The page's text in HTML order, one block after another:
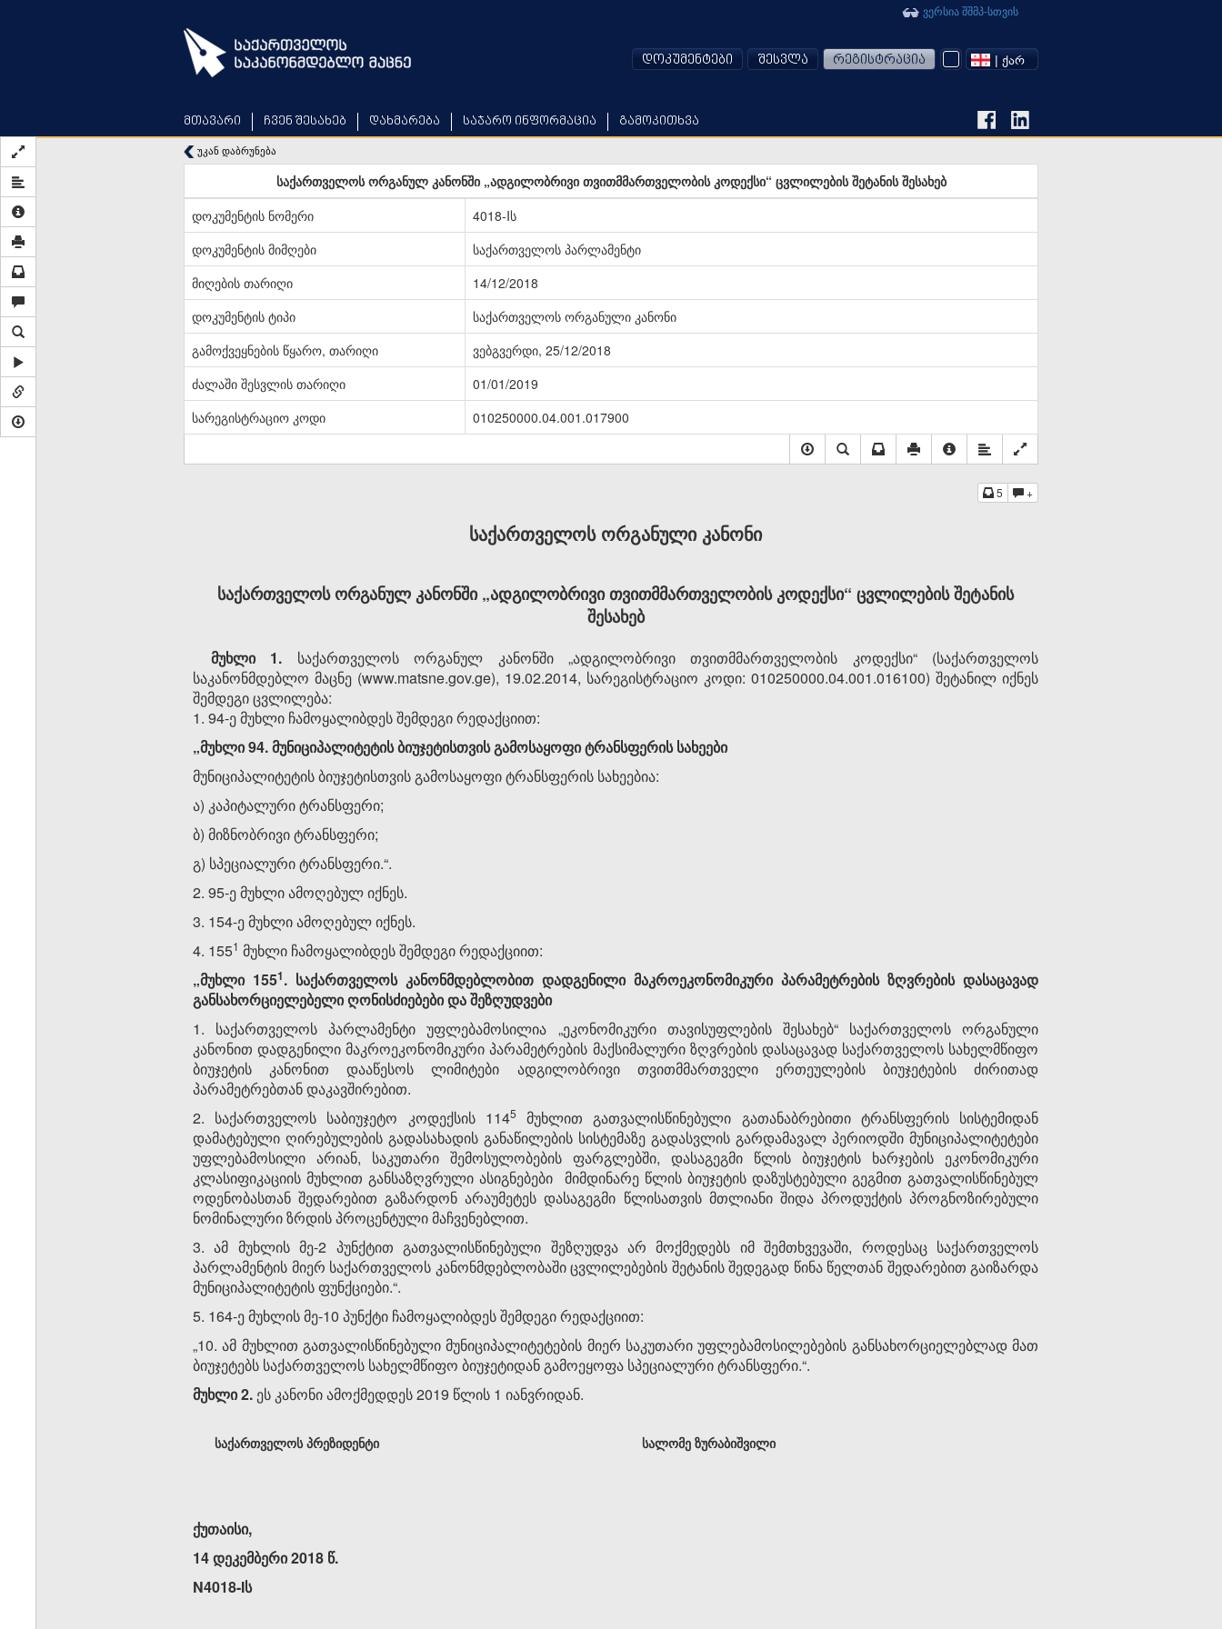
მთავარი ჩვენ შესახებ დახმარება საჯარო ინფორმაცია გამოკითხვა
ვერსია შშმპ-სთვის
დოკუმენტები შესვლა რეგისტრაცია | ᲥᲐᲠ
უკან დაბრუნება
საქართველოს ორგანულ კანონში „ადგილობრივი თვითმმართველობის კოდექსი“ ცვლილების შეტანის შესახებ
დოკუმენტის ნომერი
4018-Iს
დოკუმენტის მიმღები
საქართველოს პარლამენტი
მიღების თარიღი
14/12/2018
დოკუმენტის ტიპი
საქართველოს ორგანული კანონი
გამოქვეყნების წყარო, თარიღი
ვებგვერდი, 25/12/2018
ძალაში შესვლის თარიღი
01/01/2019
სარეგისტრაციო კოდი
010250000.04.001.017900
5 +
საქართველოს ორგანული კანონი
საქართველოს ორგანულ კანონში „ადგილობრივი თვითმმართველობის კოდექსი“ ცვლილების შეტანის
შესახებ
მუხლი 1. საქართველოს ორგანულ კანონში „ადგილობრივი თვითმმართველობის კოდექსი“ (საქართველოს
საკანონმდებლო მაცნე (www.matsne.gov.ge), 19.02.2014, სარეგისტრაციო კოდი: 010250000.04.001.016100) შეტანილ იქნეს
შემდეგი ცვლილება:
1. 94-ე მუხლი ჩამოყალიბდეს შემდეგი რედაქციით:
„მუხლი 94. მუნიციპალიტეტის ბიუჯეტისთვის გამოსაყოფი ტრანსფერის სახეები
მუნიციპალიტეტის ბიუჯეტისთვის გამოსაყოფი ტრანსფერის სახეებია:
ა) კაპიტალური ტრანსფერი;
ბ) მიზნობრივი ტრანსფერი;
გ) სპეციალური ტრანსფერი.“.
2. 95-ე მუხლი ამოღებულ იქნეს.
3. 154-ე მუხლი ამოღებულ იქნეს.
4. 155​1 მუხლი ჩამოყალიბდეს შემდეგი რედაქციით:
„მუხლი 155​1. საქართველოს კანონმდებლობით დადგენილი მაკროეკონომიკური პარამეტრების ზღვრების დასაცავად
განსახორციელებელი ღონისძიებები და შეზღუდვები
1. საქართველოს პარლამენტი უფლებამოსილია „ეკონომიკური თავისუფლების შესახებ“ საქართველოს ორგანული
კანონით დადგენილი მაკროეკონომიკური პარამეტრების მაქსიმალური ზღვრების დასაცავად საქართველოს სახელმწიფო
ბიუჯეტის კანონით დააწესოს ლიმიტები ადგილობრივი თვითმმართველი ერთეულების ბიუჯეტების ძირითად
პარამეტრებთან დაკავშირებით.
2. საქართველოს საბიუჯეტო კოდექსის 114​5
მუხლით გათვალისწინებული გათანაბრებითი ტრანსფერის სისტემიდან
დამატებული ღირებულების გადასახადის განაწილების სისტემაზე გადასვლის გარდამავალ პერიოდში მუნიციპალიტეტები
უფლებამოსილი არიან, საკუთარი შემოსულობების ფარგლებში, დასაგეგმი წლის ბიუჯეტის ხარჯების ეკონომიკური
კლასიფიკაციის მუხლით განსაზღვრული ასიგნებები მიმდინარე წლის ბიუჯეტის დაზუსტებული გეგმით გათვალისწინებულ
ოდენობასთან შედარებით გაზარდონ არაუმეტეს დასაგეგმი წლისათვის მთლიანი შიდა პროდუქტის პროგნოზირებული
ნომინალური ზრდის პროცენტული მაჩვენებლით.
3. ამ მუხლის მე-2 პუნქტით გათვალისწინებული შეზღუდვა არ მოქმედებს იმ შემთხვევაში, როდესაც საქართველოს
პარლამენტის მიერ საქართველოს კანონმდებლობაში ცვლილებების შეტანის შედეგად წინა წელთან შედარებით გაიზარდა
მუნიციპალიტეტის ფუნქციები.“.
5. 164-ე მუხლის მე-10 პუნქტი ჩამოყალიბდეს შემდეგი რედაქციით:
„10. ამ მუხლით გათვალისწინებული მუნიციპალიტეტების მიერ საკუთარი უფლებამოსილებების განსახორციელებლად მათ
ბიუჯეტებს საქართველოს სახელმწიფო ბიუჯეტიდან გამოეყოფა სპეციალური ტრანსფერი.“.
მუხლი 2. ეს კანონი ამოქმედდეს 2019 წლის 1 იანვრიდან.
საქართველოს პრეზიდენტი სალომე ზურაბიშვილი
ქუთაისი,
14 დეკემბერი 2018 წ.
N4018-Iს